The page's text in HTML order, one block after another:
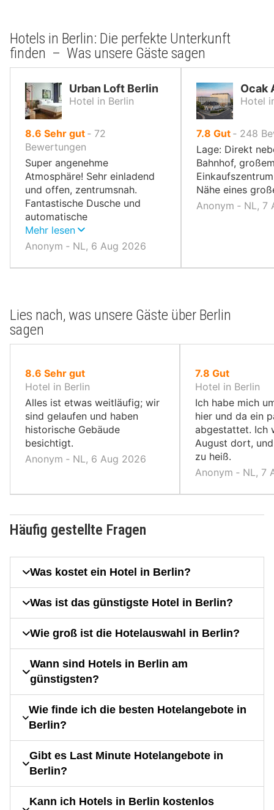
Hotels in Berlin: Die perfekte Unterkunft
finden – Was unsere Gäste sagen
Urban Loft Berlin
Hotel in Berlin
8.6 von
10,
Sehr gut ‐ 72
Bewertungen
Super angenehme
Atmosphäre! Sehr einladend
und offen, zentrumsnah.
Fantastische Dusche und
automatische
Boden-/Gangbeleuchtung bei
Nacht.
Mehr lesen
Anonym ‐ NL, 6 Aug 2026
Ocak
Hotel
7.8 von
10,
Gut ‐ 248
Lage: Direkt
Bahnhof,
Nähe eines
Anonym ‐ NL, 7
Lies nach, was unsere Gäste über Berlin
sagen
8.6 von
10,
Sehr gut
Hotel in Berlin
Alles ist etwas weitläufig; wir
sind gelaufen und haben
historische Gebäude
besichtigt.
Anonym ‐ NL, 6 Aug 2026
7.8von
10,
Gut
Hotel in Berlin
Ich habe mich
hier und da ein
abgestattet. Ich
August dort,
zu heiß.
Anonym ‐ NL, 7
Häufig gestellte Fragen
Was kostet ein Hotel in Berlin?
Was ist das günstigste Hotel in Berlin?
Wie groß ist die Hotelauswahl in Berlin?
Wann sind Hotels in Berlin am
günstigsten?
Wie finde ich die besten Hotelangebote in
Berlin?
Gibt es Last Minute Hotelangebote in
Berlin?
Kann ich Hotels in Berlin kostenlos